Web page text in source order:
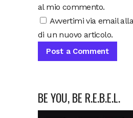
al mio commento.
Avvertimi via email
di un nuovo articolo.
BE YOU, BE R.E.B.E.L.